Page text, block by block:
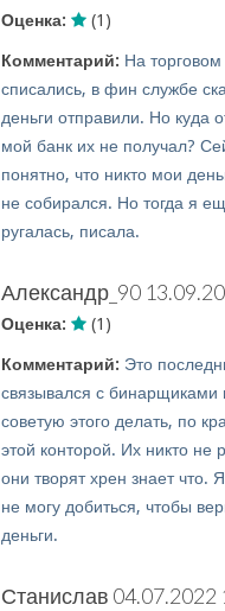
Оценка: (1)
Комментарий: На торговом
списались, в фин службе
деньги отправили. Но куда
мой банк их не получал?
понятно, что никто мои
не собирался. Но тогда я
ругалась, писала.
Александр_90
Оценка: (1)
Комментарий: Это
связывался с бинарщиками
советую этого делать, по
этой конторой. Их никто не
они творят хрен знает что.
не могу добиться, чтобы
деньги.
Станислав 04.07.2022